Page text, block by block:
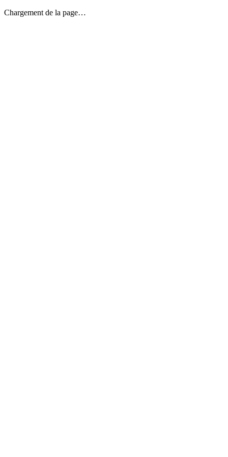
Chargement de la page…